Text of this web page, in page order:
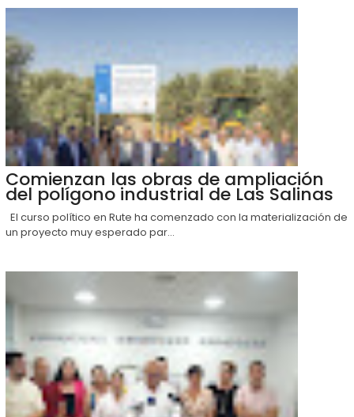
Comienzan las obras de ampliación
del polígono industrial de Las Salinas
El curso político en Rute ha comenzado con la materialización de
un proyecto muy esperado par...